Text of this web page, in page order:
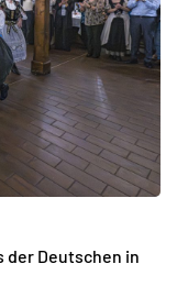
der Deutschen in